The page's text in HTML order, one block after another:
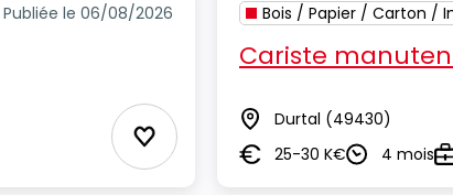
Publiée le 06/08/2026
Ajouter aux Favoris
Bois / Papier / Carton /
Cariste
Lieu Durtal (49430)
Salaire25-30 K€Durée4 mois